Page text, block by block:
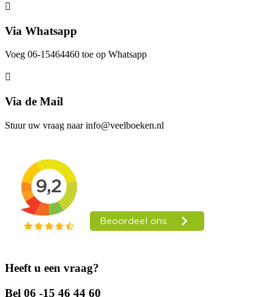
Via Whatsapp
Voeg 06-15464460 toe op Whatsapp
Via de Mail
Stuur uw vraag naar info@veelboeken.nl
Heeft u een vraag?
Bel 06 -15 46 44 60